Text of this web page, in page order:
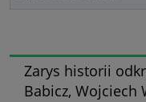
Zarys historii
Babicz, Wojciech